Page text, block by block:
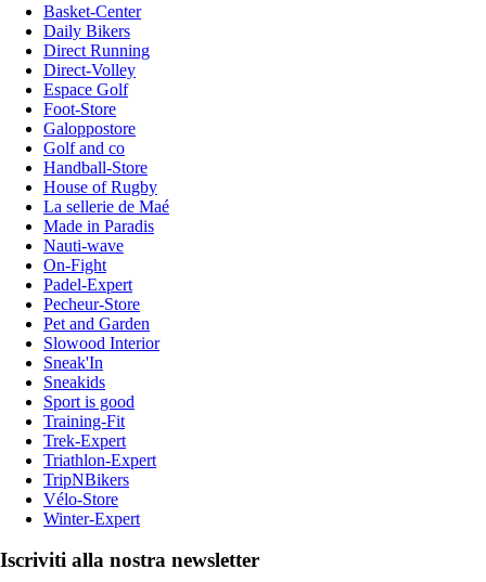
Basket-Center
Daily Bikers
Direct Running
Direct-Volley
Espace Golf
Foot-Store
Galoppostore
Golf and co
Handball-Store
House of Rugby
La sellerie de Maé
Made in Paradis
Nauti-wave
On-Fight
Padel-Expert
Pecheur-Store
Pet and Garden
Slowood Interior
Sneak'In
Sneakids
Sport is good
Training-Fit
Trek-Expert
Triathlon-Expert
TripNBikers
Vélo-Store
Winter-Expert
Iscriviti alla nostra newsletter